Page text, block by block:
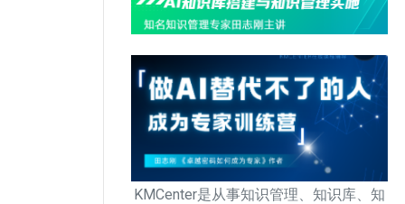
KMCenter是从事知识管理、知识库、知